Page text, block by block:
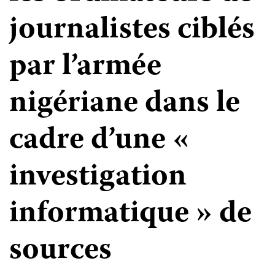
journalistes ciblés
par l’armée
nigériane dans le
cadre d’une «
investigation
informatique » de
sources